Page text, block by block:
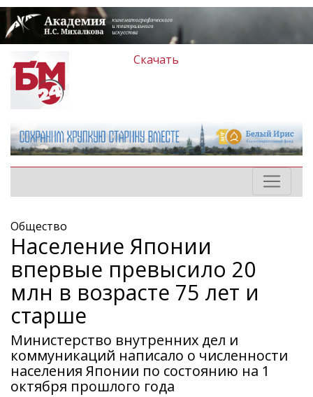
Скачать
Общество
Население Японии
впервые превысило 20
млн в возрасте 75 лет и
старше
Министерство внутренних дел и
коммуникаций написало о численности
населения Японии по состоянию на 1
октября прошлого года